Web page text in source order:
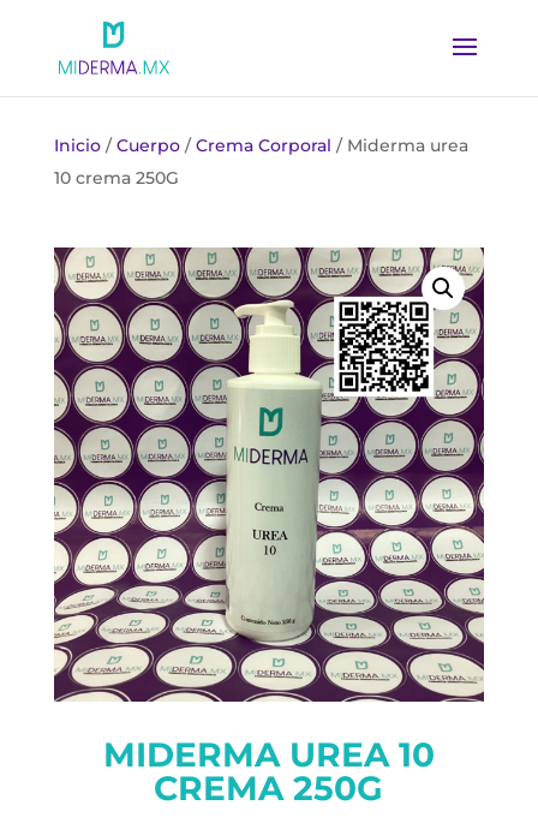
Inicio/Cuerpo/Crema Corporal / Miderma urea
10 crema 250G
MIDERMA UREA 10
CREMA 250G